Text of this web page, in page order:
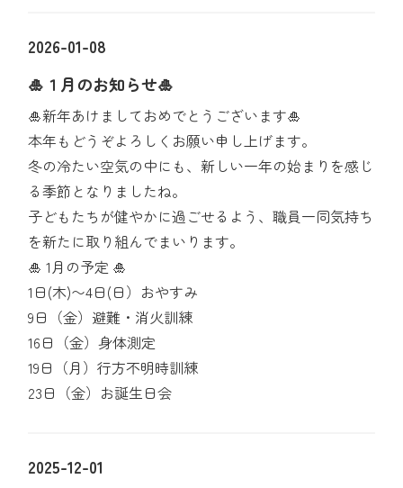
2026-01-08
🎍１月のお知らせ🎍
🎍新年あけましておめでとうございます🎍
本年もどうぞよろしくお願い申し上げます。
冬の冷たい空気の中にも、新しい一年の始まりを感じ
る季節となりましたね。
子どもたちが健やかに過ごせるよう、職員一同気持ち
を新たに取り組んでまいります。
🎍 1月の予定 🎍
1日(木)〜4日(日）おやすみ
9日（金）避難・消火訓練
16日（金）身体測定
19日（月）行方不明時訓練
23日（金）お誕生日会
2025-12-01